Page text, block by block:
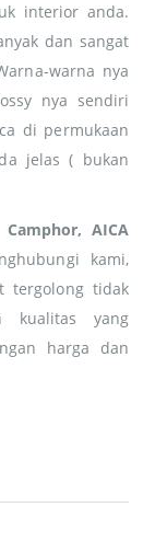
interior anda.
dan sangat
warna nya
nya sendiri
di permukaan
jelas ( bukan
AICA
kami,
tergolong tidak
kualitas yang
harga dan